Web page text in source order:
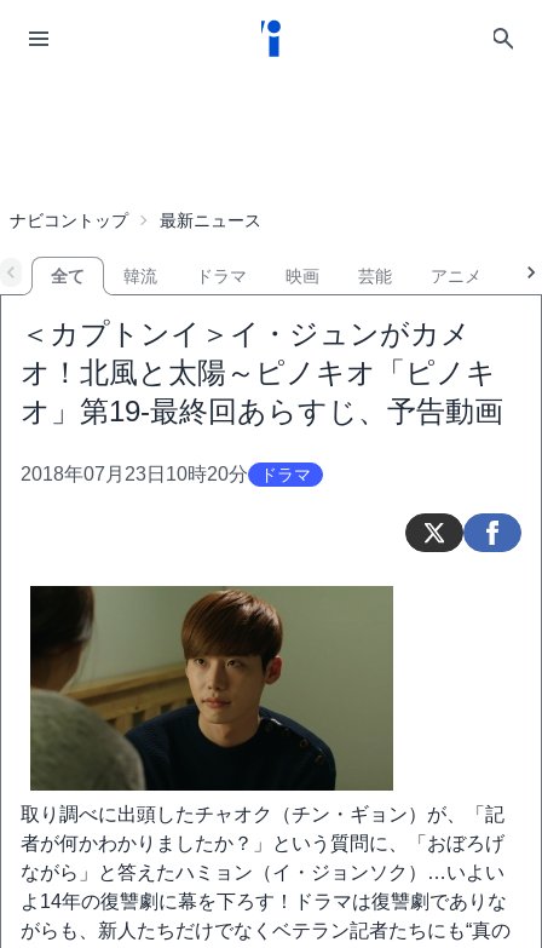
ナビコントップ 最新ニュース
全て 韓流 ドラマ 映画 芸能 アニメ
＜カプトンイ＞イ・ジュンがカメ
オ！北風と太陽～ピノキオ「ピノキ
オ」第19-最終回あらすじ、予告動画
2018年07月23日10時20分 ドラマ
取り調べに出頭したチャオク（チン・ギョン）が、「記
者が何かわかりましたか？」という質問に、「おぼろげ
ながら」と答えたハミョン（イ・ジョンソク）…いよい
よ14年の復讐劇に幕を下ろす！ドラマは復讐劇でありな
がらも、新人たちだけでなくベテラン記者たちにも“真の